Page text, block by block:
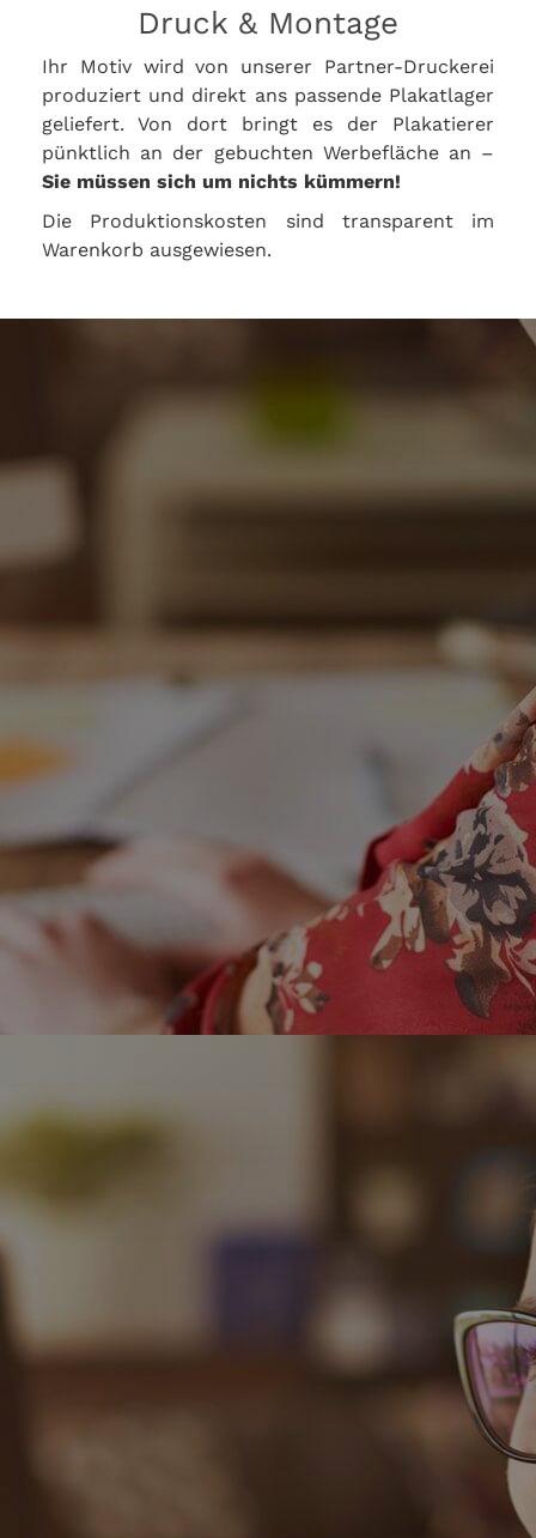
Druck & Montage
Ihr Motiv wird von unserer Partner-Druckerei
produziert und direkt ans passende Plakatlager
geliefert. Von dort bringt es der Plakatierer
pünktlich an der gebuchten Werbefläche an –
Sie müssen sich um nichts kümmern!
Die Produktionskosten sind transparent im
Warenkorb ausgewiesen.